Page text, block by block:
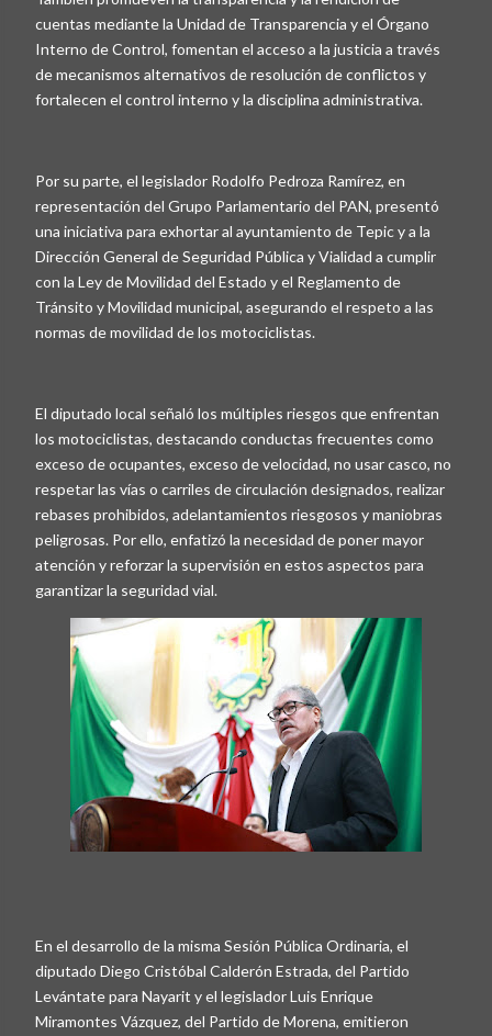
cuentas mediante la Unidad de Transparencia y el Órgano
Interno de Control, fomentan el acceso a la justicia a través
de mecanismos alternativos de resolución de conflictos y
fortalecen el control interno y la disciplina administrativa.
Por su parte, el legislador Rodolfo Pedroza Ramírez, en
representación del Grupo Parlamentario del PAN, presentó
una iniciativa para exhortar al ayuntamiento de Tepic y a la
Dirección General de Seguridad Pública y Vialidad a cumplir
con la Ley de Movilidad del Estado y el Reglamento de
Tránsito y Movilidad municipal, asegurando el respeto a las
normas de movilidad de los motociclistas.
El diputado local señaló los múltiples riesgos que enfrentan
los motociclistas, destacando conductas frecuentes como
exceso de ocupantes, exceso de velocidad, no usar casco, no
respetar las vías o carriles de circulación designados, realizar
rebases prohibidos, adelantamientos riesgosos y maniobras
peligrosas. Por ello, enfatizó la necesidad de poner mayor
atención y reforzar la supervisión en estos aspectos para
garantizar la seguridad vial.
En el desarrollo de la misma Sesión Pública Ordinaria, el
diputado Diego Cristóbal Calderón Estrada, del Partido
Levántate para Nayarit y el legislador Luis Enrique
Miramontes Vázquez, del Partido de Morena, emitieron